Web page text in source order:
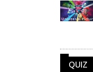
Universal
QUIZ